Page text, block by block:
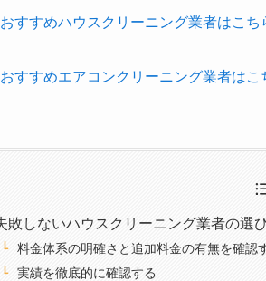
すすめハウスクリーニング業者はこち
すすめエアコンクリーニング業者はこ
敗しないハウスクリーニング業者の選
料金体系の明確さと追加料金の有無を確認
実績を徹底的に確認する